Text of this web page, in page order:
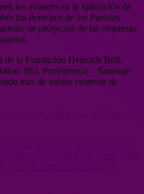
los avances en la aplicación de
los derechos de los Pueblos
de proyectos de las empresas
de la Fundación Heinrich Böll,
882, Providencia – Santiago
más de medio centenar de